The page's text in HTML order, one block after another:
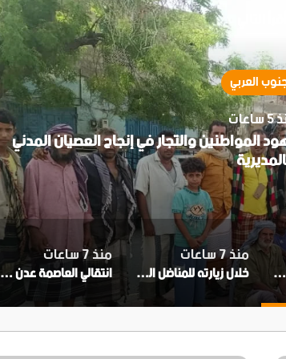
العربي
المواطنين والتجار في إنجاح العصيان المدني
لجنة التصعيد الشعبي في زنجبار تثمن جهود المواطنين والتجار في إنجاح العصيان المدني بالمديرية
منذ 7 ساعات
خلال زيارته للمناضل اللواء ناصر النوبة..الحالمي ويؤكد اهتمام المجلس الانتقالي برموز الثورة الجنوبية
منذ 7 ساعات
انتقالي العاصمة عدن يعلن تأييده لدعوات العصيان المدني ومطالب النقابات الجنوبية